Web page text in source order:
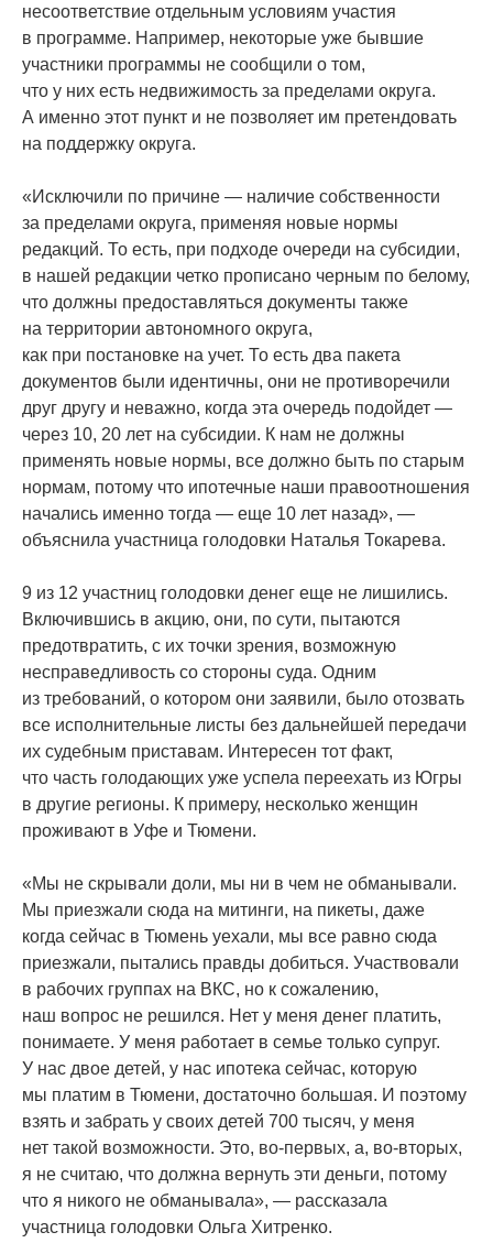
несоответствие отдельным условиям участия
в программе. Например, некоторые уже бывшие
участники программы не сообщили о том,
что у них есть недвижимость за пределами округа.
А именно этот пункт и не позволяет им претендовать
на поддержку округа.
«Исключили по причине — наличие собственности
за пределами округа, применяя новые нормы
редакций. То есть, при подходе очереди на субсидии,
в нашей редакции четко прописано черным по белому,
что должны предоставляться документы также
на территории автономного округа,
как при постановке на учет. То есть два пакета
документов были идентичны, они не противоречили
друг другу и неважно, когда эта очередь подойдет —
через 10, 20 лет на субсидии. К нам не должны
применять новые нормы, все должно быть по старым
нормам, потому что ипотечные наши правоотношения
начались именно тогда — еще 10 лет назад», —
объяснила участница голодовки Наталья Токарева.
9 из 12 участниц голодовки денег еще не лишились.
Включившись в акцию, они, по сути, пытаются
предотвратить, с их точки зрения, возможную
несправедливость со стороны суда. Одним
из требований, о котором они заявили, было отозвать
все исполнительные листы без дальнейшей передачи
их судебным приставам. Интересен тот факт,
что часть голодающих уже успела переехать из Югры
в другие регионы. К примеру, несколько женщин
проживают в Уфе и Тюмени.
«Мы не скрывали доли, мы ни в чем не обманывали.
Мы приезжали сюда на митинги, на пикеты, даже
когда сейчас в Тюмень уехали, мы все равно сюда
приезжали, пытались правды добиться. Участвовали
в рабочих группах на ВКС, но к сожалению,
наш вопрос не решился. Нет у меня денег платить,
понимаете. У меня работает в семье только супруг.
У нас двое детей, у нас ипотека сейчас, которую
мы платим в Тюмени, достаточно большая. И поэтому
взять и забрать у своих детей 700 тысяч, у меня
нет такой возможности. Это, во-первых, а, во-вторых,
я не считаю, что должна вернуть эти деньги, потому
что я никого не обманывала», — рассказала
участница голодовки Ольга Хитренко.